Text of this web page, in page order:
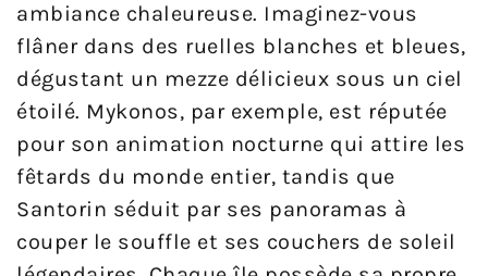
ambiance chaleureuse. Imaginez-vous
flâner dans des ruelles blanches et bleues,
dégustant un mezze délicieux sous un ciel
étoilé. Mykonos, par exemple, est réputée
pour son animation nocturne qui attire les
fêtards du monde entier, tandis que
Santorin séduit par ses panoramas à
couper le souffle et ses couchers de soleil